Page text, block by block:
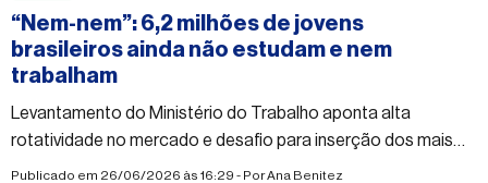
“Nem-nem”: 6,2 milhões de jovens
brasileiros ainda não estudam e nem
trabalham
Levantamento do Ministério do Trabalho aponta alta
rotatividade no mercado e desafio para inserção dos mais
jovens
Publicado em 26/06/2026 às 16:29 - PorAna Benitez